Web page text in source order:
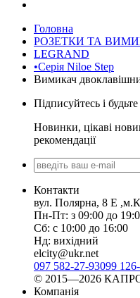
Головна
РОЗЕТКИ ТА
LEGRAND
•Серія Niloe Step
Вимикач
Підписуйтесь і
Новинки, цікаві
рекомендації
Контакти
вул. Полярна, 8 Е
Пн-Пт: з 09:00 до
Сб: с 10:00 до 16:00
Нд: вихідний
elcity@ukr.net
097 582-27-93099
© 2015—2026
Компанія